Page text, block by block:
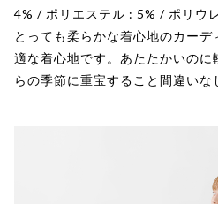
4% / ポリエステル : 5% / ポリウ
とっても柔らかな着心地のカー
適な着心地です。あたたかいの
らの季節に重宝すること間違いな